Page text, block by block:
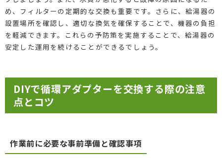
め、フィルターの定期的な交換も重要です。さらに、給湯器の
設置場所を確認し、適切な換気を確保することで、機器の負担
を軽減できます。これらの予防策を実施することで、給湯器の
安定した運用を続けることができるでしょう。
DIYで循環アダプターを交換する際の注意
点とコツ
作業前に必要な事前準備と確認事項